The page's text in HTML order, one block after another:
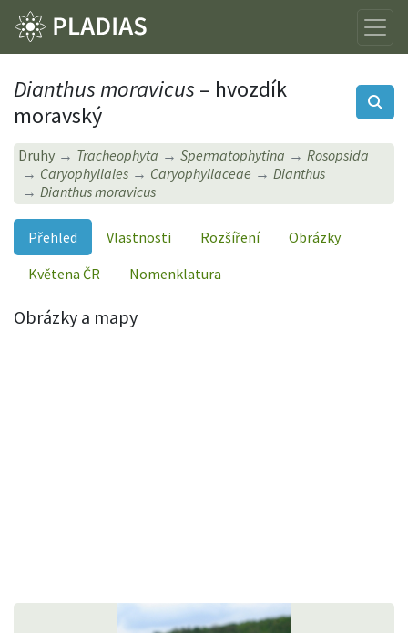
Dianthus moravicus – hvozdík
moravský
Druhy Tracheophyta Spermatophytina
Rosopsida
Caryophyllales
Caryophyllaceae
Dianthus
Dianthus moravicus
Přehled Vlastnosti Rozšíření
Obrázky
Květena ČR
Nomenklatura
Obrázky a mapy